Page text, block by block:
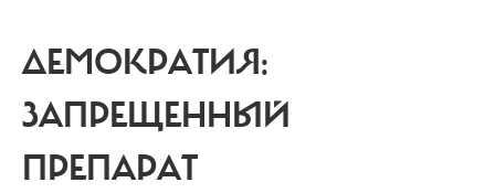
ДЕМОКРАТИЯ:
ЗАПРЕЩЕННЫЙ
ПРЕПАРАТ